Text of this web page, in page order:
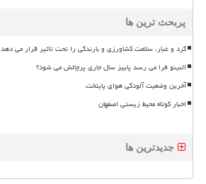
پربحث ترین ها
گرد و غبار، سلامت کشاورزی و بارندگی را تحت تأثیر قرار می دهد
النینو فرا می رسد پاییز سال جاری پرچالش می شود؟
آخرین وضعیت آلودگی هوای پایتخت
اخبار کوتاه محیط زیستی اصفهان
جدیدترین ها